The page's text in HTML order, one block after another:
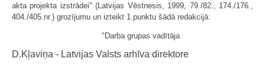
akta projekta izstrādei" (Latvijas Vēstnesis, 1999, 79./82., 174./176.,
404./405.nr.) grozījumu un izteikt 1.punktu šādā redakcijā:
"Darba grupas vadītāja
D.Kļaviņa - Latvijas Valsts arhīva direktore